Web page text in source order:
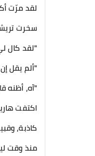
​لقد مرّت
سخرت
​"لقد كال
"ألم يقل
"آه، أظنه
​اكتفت
كاذبة،
منذ وقت